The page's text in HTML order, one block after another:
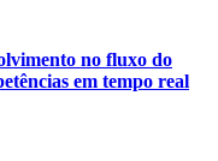
no fluxo do
em tempo real